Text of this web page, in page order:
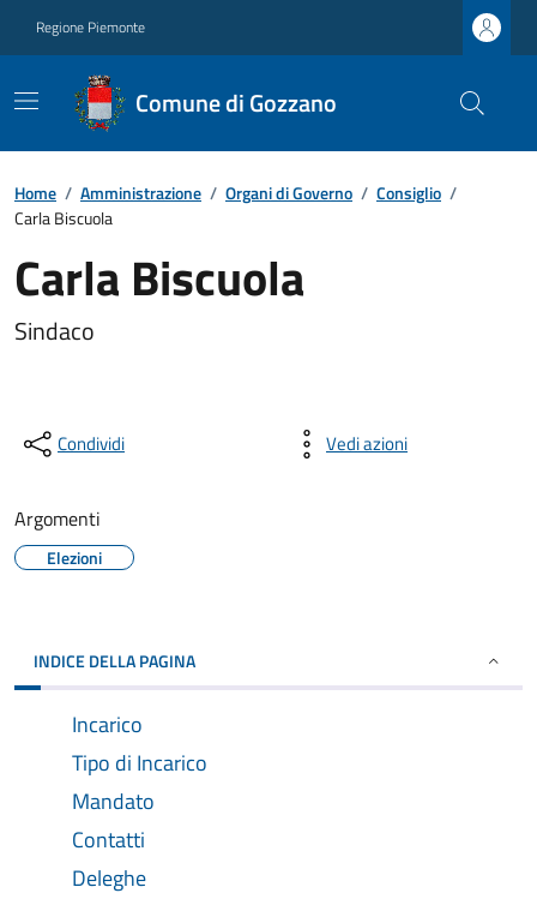
Regione Piemonte
Comune di Gozzano
Home / Amministrazione / Organi di Governo / Consiglio /
Carla Biscuola
Carla Biscuola
Sindaco
Condividi Vedi azioni
Argomenti
Elezioni
INDICE DELLA PAGINA
Incarico
Tipo di Incarico
Mandato
Contatti
Deleghe